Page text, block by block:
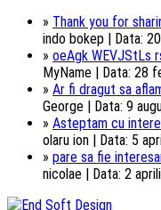
» Thank you for
indo bokep | Data:
» oeAgk WEVJStLs
MyName | Data: 28
» Ar fi dragut sa
George | Data: 9
» Asteptam cu
olaru ion | Data: 5
» pare sa fie
nicolae | Data: 2